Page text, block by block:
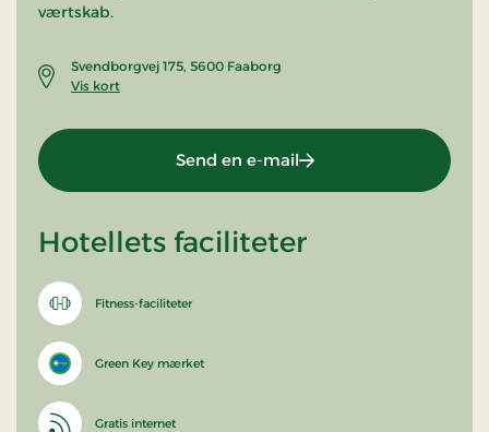
værtskab.
Svendborgvej 175, 5600 Faaborg
Vis kort
Send en e-mail
Hotellets faciliteter
Fitness-faciliteter
Green Key mærket
Gratis internet